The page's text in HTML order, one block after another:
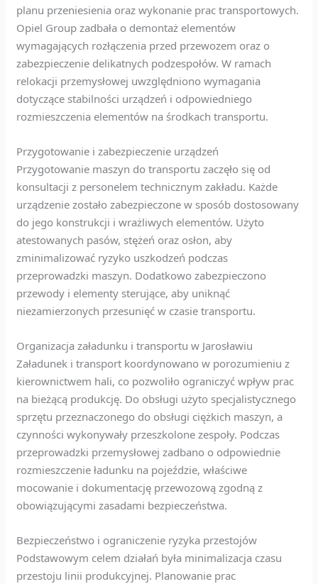
planu przeniesienia oraz wykonanie prac transportowych.
Opiel Group zadbała o demontaż elementów
wymagających rozłączenia przed przewozem oraz o
zabezpieczenie delikatnych podzespołów. W ramach
relokacji przemysłowej uwzględniono wymagania
dotyczące stabilności urządzeń i odpowiedniego
rozmieszczenia elementów na środkach transportu.
Przygotowanie i zabezpieczenie urządzeń
Przygotowanie maszyn do transportu zaczęło się od
konsultacji z personelem technicznym zakładu. Każde
urządzenie zostało zabezpieczone w sposób dostosowany
do jego konstrukcji i wrażliwych elementów. Użyto
atestowanych pasów, stężeń oraz osłon, aby
zminimalizować ryzyko uszkodzeń podczas
przeprowadzki maszyn. Dodatkowo zabezpieczono
przewody i elementy sterujące, aby uniknąć
niezamierzonych przesunięć w czasie transportu.
Organizacja załadunku i transportu w Jarosławiu
Załadunek i transport koordynowano w porozumieniu z
kierownictwem hali, co pozwoliło ograniczyć wpływ prac
na bieżącą produkcję. Do obsługi użyto specjalistycznego
sprzętu przeznaczonego do obsługi ciężkich maszyn, a
czynności wykonywały przeszkolone zespoły. Podczas
przeprowadzki przemysłowej zadbano o odpowiednie
rozmieszczenie ładunku na pojeździe, właściwe
mocowanie i dokumentację przewozową zgodną z
obowiązującymi zasadami bezpieczeństwa.
Bezpieczeństwo i ograniczenie ryzyka przestojów
Podstawowym celem działań była minimalizacja czasu
przestoju linii produkcyjnej. Planowanie prac